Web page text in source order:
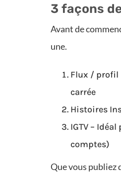
3 façons
Avant de
une.
Flux / profil
carrée
Histoires
IGTV –
comptes)
Que vous publiez